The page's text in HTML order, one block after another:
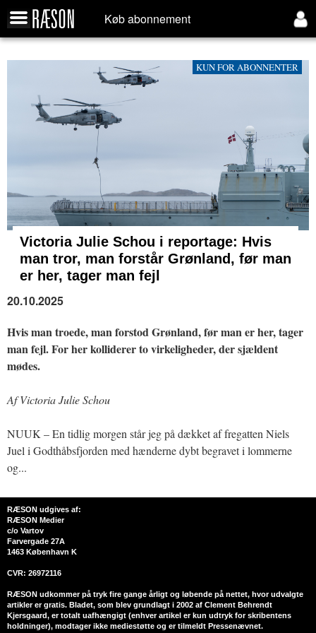
Køb abonnement
KUN FOR ABONNENTER
Victoria Julie Schou i reportage: Hvis
man tror, man forstår Grønland, før man
er her, tager man fejl
20.10.2025
Hvis man troede, man forstod Grønland, før man er her, tager
man fejl. For her kolliderer to virkeligheder, der sjældent
mødes.
Af Victoria Julie Schou
NUUK – En tidlig morgen står jeg på dækket af fregatten Niels
Juel i Godthåbsfjorden med hænderne dybt begravet i lommerne
og...
RÆSON udgives af:
RÆSON Medier
c/o Vartov
Farvergade 27A
1463 København K
CVR: 26972116
RÆSON udkommer på tryk fire gange årligt og løbende på nettet, hvor udvalgte
artikler er gratis. Bladet, som blev grundlagt i 2002 af Clement Behrendt
Kjersgaard, er totalt uafhængigt (enhver artikel er kun udtryk for skribentens
holdninger), modtager ikke mediestøtte og er tilmeldt Pressenævnet.